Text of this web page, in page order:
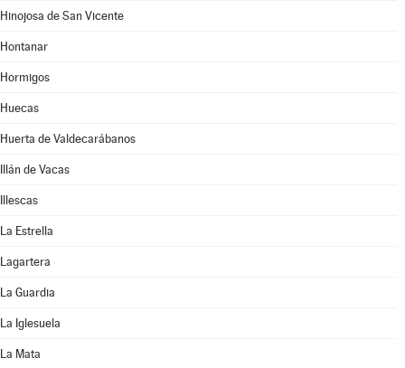
Hinojosa de San Vicente
Hontanar
Hormigos
Huecas
Huerta de Valdecarábanos
Illán de Vacas
Illescas
La Estrella
Lagartera
La Guardia
La Iglesuela
La Mata